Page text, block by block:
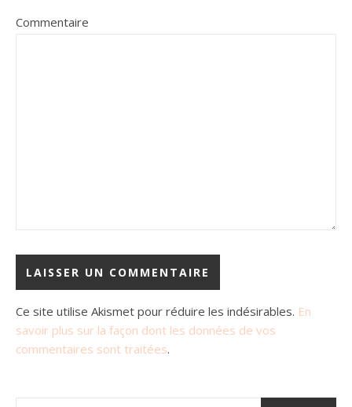
Commentaire
Ce site utilise Akismet pour réduire les indésirables. En
savoir plus sur la façon dont les données de vos
commentaires sont traitées.